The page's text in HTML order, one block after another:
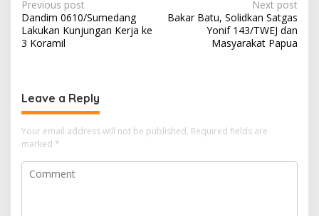
Post
navigation
Previous post
Dandim 0610/Sumedang
Lakukan Kunjungan Kerja ke
3 Koramil
Next post
Bakar Batu, Solidkan Satgas
Yonif 143/TWEJ dan
Masyarakat Papua
Leave a Reply
Your email address will not be published. Required fields are
marked *